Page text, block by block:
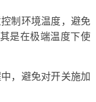
制环境温度，避免
是在极端温度下使
，避免对开关施加